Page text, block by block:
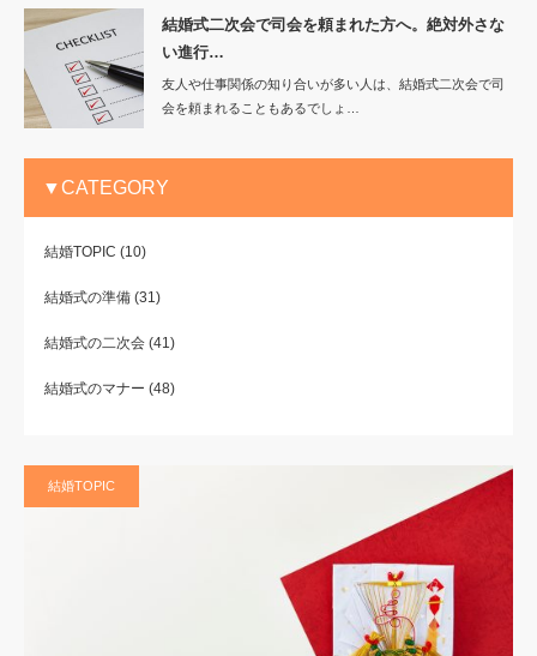
結婚式二次会で司会を頼まれた方へ。絶対外さな
い進行…
友人や仕事関係の知り合いが多い人は、結婚式二次会で司
会を頼まれることもあるでしょ…
▼CATEGORY
結婚TOPIC (10)
結婚式の準備 (31)
結婚式の二次会 (41)
結婚式のマナー (48)
結婚TOPIC